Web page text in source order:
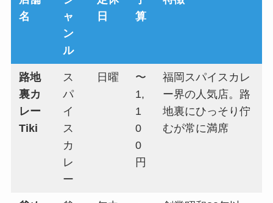
名
ャ
ン
ル
日
算
路地
裏カ
レー
Tiki
ス
パ
イ
ス
カ
レ
ー
日曜
〜
1,
1
0
0
円
福岡スパイスカレ
ー界の人気店。路
地裏にひっそり佇
むが常に満席